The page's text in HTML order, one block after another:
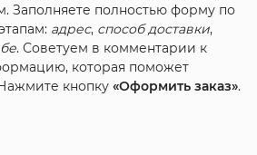
Заполняете полностью форму по
адрес, способ доставки,
. Советуем в комментарии к
которая поможет
кнопку «Оформить заказ».